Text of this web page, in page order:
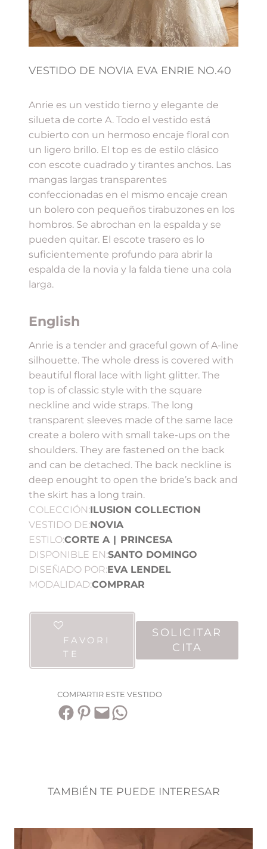
VESTIDO DE NOVIA EVA ENRIE NO.40
Anrie es un vestido tierno y elegante de
silueta de corte A. Todo el vestido está
cubierto con un hermoso encaje floral con
un ligero brillo. El top es de estilo clásico
con escote cuadrado y tirantes anchos. Las
mangas largas transparentes
confeccionadas en el mismo encaje crean
un bolero con pequeños tirabuzones en los
hombros. Se abrochan en la espalda y se
pueden quitar. El escote trasero es lo
suficientemente profundo para abrir la
espalda de la novia y la falda tiene una cola
larga.
English
Anrie is a tender and graceful gown of A-line
silhouette. The whole dress is covered with
beautiful floral lace with light glitter. The
top is of classic style with the square
neckline and wide straps. The long
transparent sleeves made of the same lace
create a bolero with small take-ups on the
shoulders. They are fastened on the back
and can be detached. The back neckline is
deep enought to open the bride’s back and
the skirt has a long train.
COLECCIÓN:ILUSION COLLECTION
VESTIDO DE:NOVIA
ESTILO:CORTE A | PRINCESA
DISPONIBLE EN:SANTO DOMINGO
DISEÑADO POR:EVA LENDEL
MODALIDAD:COMPRAR
FAVORI
TE
SOLICITAR
CITA
COMPARTIR ESTE VESTIDO
Compartir en Facebook Compartir en Pinterest Envía esta página por correo electrónico Compartir en WhatsApp
TAMBIÉN TE PUEDE INTERESAR